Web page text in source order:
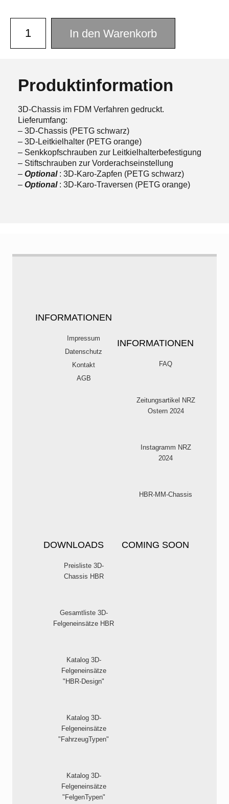
In den Warenkorb
Produktinformation
3D-Chassis im FDM Verfahren gedruckt.
Lieferumfang:
– 3D-Chassis (PETG schwarz)
– 3D-Leitkielhalter (PETG orange)
– Senkkopfschrauben zur Leitkielhalterbefestigung
– Stiftschrauben zur Vorderachseinstellung
– Optional: 3D-Karo-Zapfen (PETG schwarz)
– Optional: 3D-Karo-Traversen (PETG orange)
INFORMATIONEN
Impressum
Datenschutz
Kontakt
AGB
INFORMATIONEN
FAQ
Zeitungsartikel NRZ
Ostern 2024
Instagramm NRZ
2024
HBR-MM-Chassis
DOWNLOADS
Preisliste 3D-
Chassis HBR
Gesamtliste 3D-
Felgeneinsätze HBR
Katalog 3D-
Felgeneinsätze
"HBR-Design"
Katalog 3D-
Felgeneinsätze
"FahrzeugTypen"
Katalog 3D-
Felgeneinsätze
"FelgenTypen"
COMING SOON